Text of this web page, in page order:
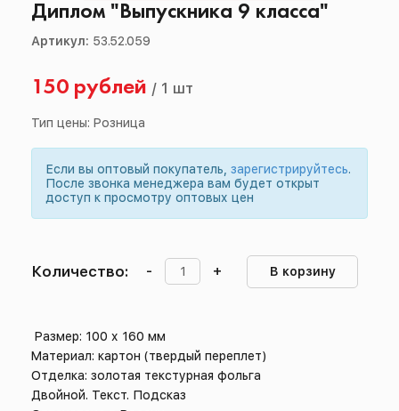
Диплом "Выпускника 9 класса"
Артикул: 53.52.059
150 рублей / 1 шт
Тип цены: Розница
Если вы оптовый покупатель, зарегистрируйтесь.
После звонка менеджера вам будет открыт
доступ к просмотру оптовых цен
Количество: - + В корзину
Размер: 100 х 160 мм
Материал: картон (твердый переплет)
Отделка: золотая текстурная фольга
Двойной. Текст. Подсказ